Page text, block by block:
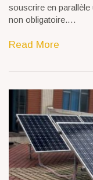
souscrire en
non obligatoire.…
Read More